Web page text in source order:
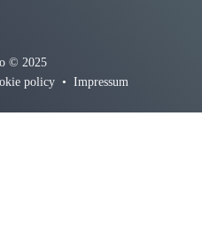
© 2025
policy • Impressum